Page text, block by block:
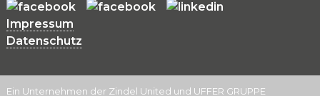
Impressum
Datenschutz
Ein Unternehmen der Zindel United und UFFER GRUPPE